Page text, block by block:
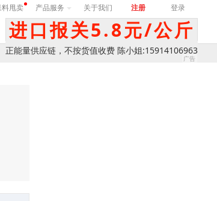
料甩卖 产品服务 关于我们 注册 登录
进口报关5.8元/公斤
正能量供应链，不按货值收费 陈小姐:15914106963